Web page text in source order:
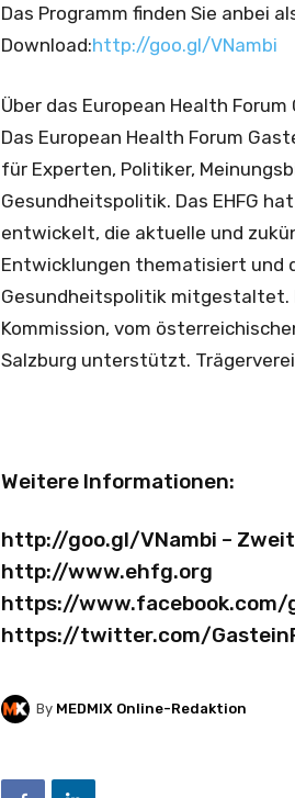
Das Programm finden Sie anbei
Download:http://goo.gl/VNambi
Über das European Health Forum
Das European Health Forum
für Experten, Politiker,
Gesundheitspolitik. Das EHFG
entwickelt, die aktuelle und
Entwicklungen thematisiert und
Gesundheitspolitik mitgestaltet.
Kommission, vom
Salzburg unterstützt.
Weitere Informationen:
http://goo.gl/VNambi –
http://www.ehfg.org
https://www.facebook.com/
https://twitter.com/
By MEDMIX Online-Redaktion